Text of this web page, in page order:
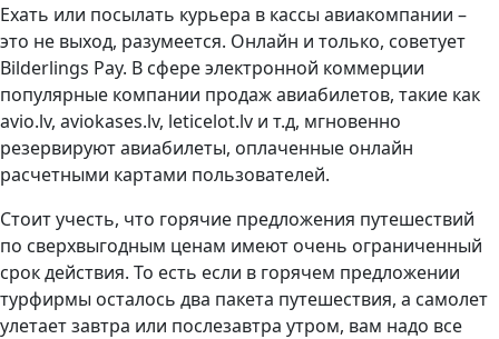
Ехать или посылать курьера в кассы авиакомпании –
это не выход, разумеется. Онлайн и только, советует
Bilderlings Pay. В сфере электронной коммерции
популярные компании продаж авиабилетов, такие как
avio.lv, aviokases.lv, leticelot.lv и т.д, мгновенно
резервируют авиабилеты, оплаченные онлайн
расчетными картами пользователей.
Стоит учесть, что горячие предложения путешествий
по сверхвыгодным ценам имеют очень ограниченный
срок действия. То есть если в горячем предложении
турфирмы осталось два пакета путешествия, а самолет
улетает завтра или послезавтра утром, вам надо все